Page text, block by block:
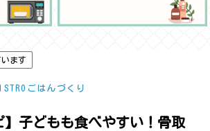
ます
ごはんづくり
】子どもも食べやすい！骨取